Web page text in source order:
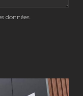
données.